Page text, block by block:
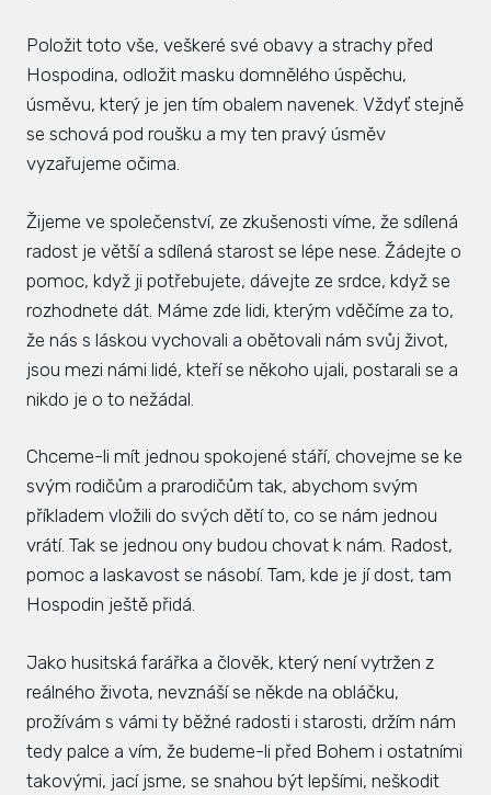
Položit toto vše, veškeré své obavy a strachy před
Hospodina, odložit masku domnělého úspěchu,
úsměvu, který je jen tím obalem navenek. Vždyť stejně
se schová pod roušku a my ten pravý úsměv
vyzařujeme očima.
Žijeme ve společenství, ze zkušenosti víme, že sdílená
radost je větší a sdílená starost se lépe nese. Žádejte o
pomoc, když ji potřebujete, dávejte ze srdce, když se
rozhodnete dát. Máme zde lidi, kterým vděčíme za to,
že nás s láskou vychovali a obětovali nám svůj život,
jsou mezi námi lidé, kteří se někoho ujali, postarali se a
nikdo je o to nežádal.
Chceme-li mít jednou spokojené stáří, chovejme se ke
svým rodičům a prarodičům tak, abychom svým
příkladem vložili do svých dětí to, co se nám jednou
vrátí. Tak se jednou ony budou chovat k nám. Radost,
pomoc a laskavost se násobí. Tam, kde je jí dost, tam
Hospodin ještě přidá.
Jako husitská farářka a člověk, který není vytržen z
reálného života, nevznáší se někde na obláčku,
prožívám s vámi ty běžné radosti i starosti, držím nám
tedy palce a vím, že budeme-li před Bohem i ostatními
takovými, jací jsme, se snahou být lepšími, neškodit